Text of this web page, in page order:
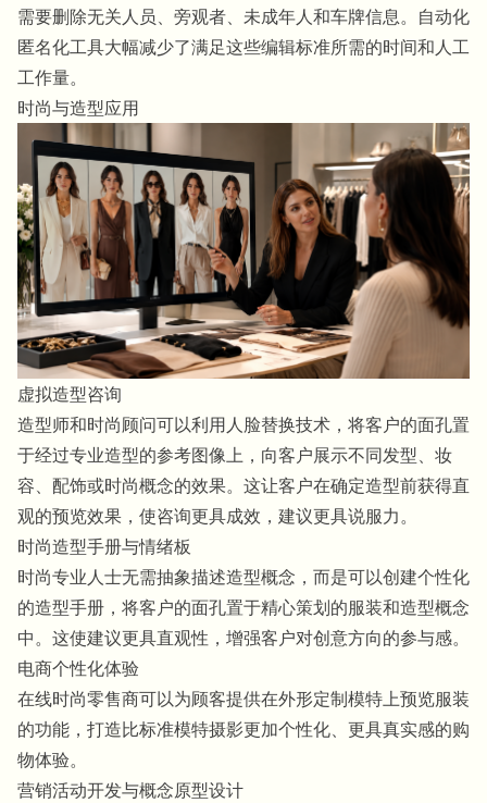
需要删除无关人员、旁观者、未成年人和车牌信息。自动化
匿名化工具大幅减少了满足这些编辑标准所需的时间和人工
工作量。
时尚与造型应用
虚拟造型咨询
造型师和时尚顾问可以利用人脸替换技术，将客户的面孔置
于经过专业造型的参考图像上，向客户展示不同发型、妆
容、配饰或时尚概念的效果。这让客户在确定造型前获得直
观的预览效果，使咨询更具成效，建议更具说服力。
时尚造型手册与情绪板
时尚专业人士无需抽象描述造型概念，而是可以创建个性化
的造型手册，将客户的面孔置于精心策划的服装和造型概念
中。这使建议更具直观性，增强客户对创意方向的参与感。
电商个性化体验
在线时尚零售商可以为顾客提供在外形定制模特上预览服装
的功能，打造比标准模特摄影更加个性化、更具真实感的购
物体验。
营销活动开发与概念原型设计